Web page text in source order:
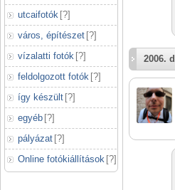
utcaifotók [?]
város, építészet [?]
vízalatti fotók [?]
feldolgozott fotók [?]
így készült [?]
egyéb [?]
pályázat [?]
Online fotókiállítások [?]
2006.